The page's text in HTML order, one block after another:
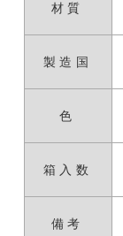
材質
製造国
色
箱入数
備考